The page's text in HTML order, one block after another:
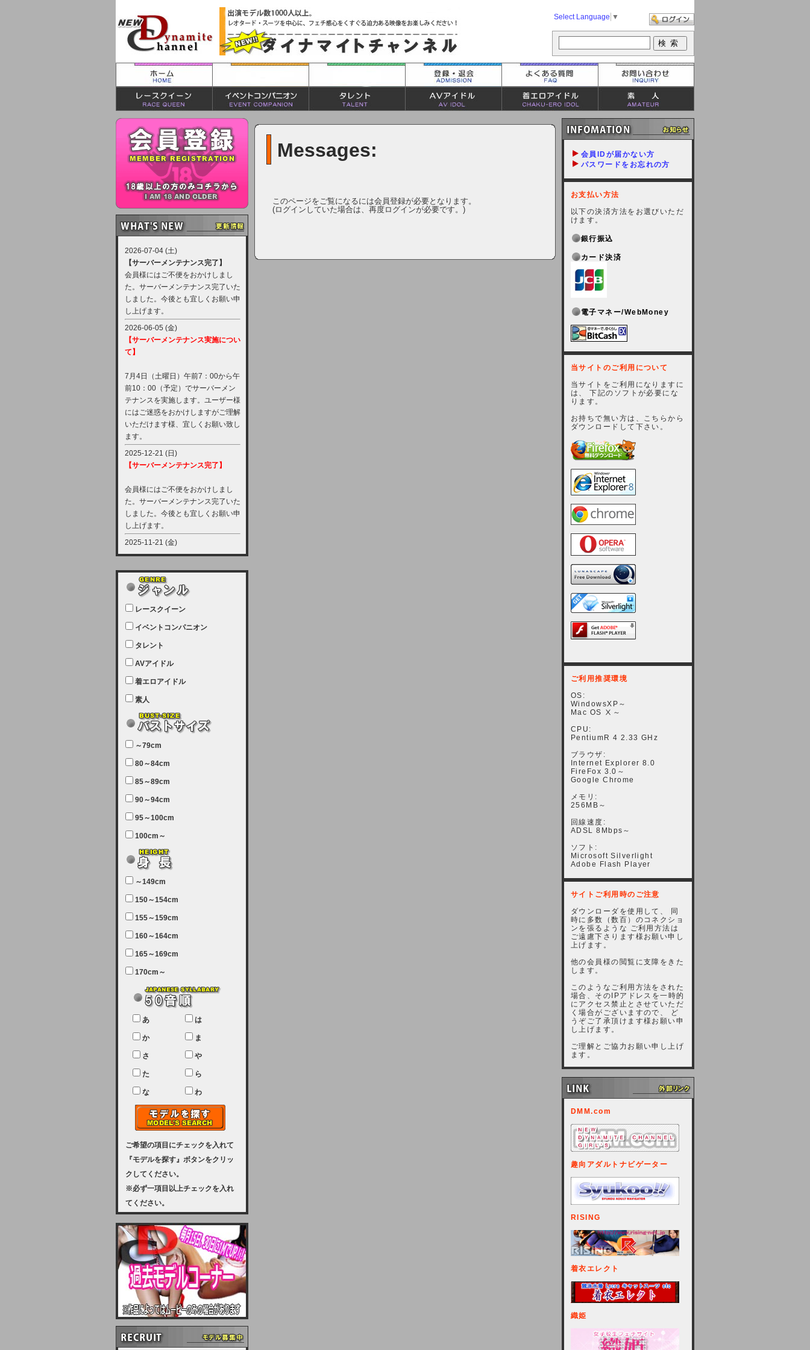
Select Language ▼
2026-07-04 (土)
【サーバーメンテナンス完了】
会員様にはご不便をおかけしまし
た。サーバーメンテナンス完了いた
しました。今後とも宜しくお願い申
し上げます。
2026-06-05 (金)
【サーバーメンテナンス実施につい
て】
7月4日（土曜日）午前7：00から午
前10：00（予定）でサーバーメン
テナンスを実施します。ユーザー様
にはご迷惑をおかけしますがご理解
いただけます様、宜しくお願い致し
ます。
2025-12-21 (日)
【サーバーメンテナンス完了】
会員様にはご不便をおかけしまし
た。サーバーメンテナンス完了いた
しました。今後とも宜しくお願い申
し上げます。
2025-11-21 (金)
【サーバーメンテナンス実施につい
12月21日（日曜日）午前9：00か
ら午前11：00（予定）でサーバー
メンテナンスを実施します。ユーザ
ー様にはご迷惑をおかけしますがご
理解いただけます様、宜しくお願い
致します。
2025-07-05 (土)
【サーバーメンテナンス完了のお知
本日、サーバーメンテナンスのため
ユーザー様には大変ご迷惑をおかけ
しました。無事、メンテナンスが完
致します。
2025-06-11 (水)
【サーバーメンテナンス実施につい
7月5日（土曜日）午前7：00から午
テナンスを実施します。ユーザー様
にはご迷惑をおかけしますがご理解
いただけます様、宜しくお願い致し
【クレジットカード決済について
②】
現在、クレジットカード決済はJCB
のみになっております。大変ご迷惑
キャシュでの決済は可能ですので、
宜しくお願い致します。
2024-02-23 (金)
【クレジットカード決済について】
只今、クレジットカード会社の都合
により決済ができない状況です。
ユーザー様には、大変ご迷惑をおか
けいたしまして申し訳ございませ
ん。
2023-08-31 (木)
【サーバーメンテナンス実施のお知
らせ】
2023年 9月10日（日曜日）午前8：
サーバーメンテナンスを実施いたし
ます。その為、アクセスはできませ
ますが、ご理解の程を宜しくお願い
致します。
2022-09-01 (木)
【サーバーメンテナンスのお知ら
せ】
9月10日（土曜日）AM6：00から
AM8：00（予定）サーバーメンテ
ナンスを致します。ご迷惑をおかけ
レースクイーン
イベントコンパニオン
タレント
AVアイドル
着エロアイドル
素人
～79cm
80～84cm
85～89cm
90～94cm
95～100cm
100cm～
～149cm
150～154cm
155～159cm
160～164cm
165～169cm
170cm～
あ は
か ま
さ や
た ら
な わ
ご希望の項目にチェックを入れて
『モデルを探す』ボタンをクリッ
クしてください。
※必ず一項目以上チェックを入れ
てください。
Messages:
このページをご覧になるには会員登録が必要となります。
(ログインしていた場合は、再度ログインが必要です。)
会員IDが届かない方
パスワードをお忘れの方
お支払い方法
以下の決済方法をお選びいただ
けます。
銀行振込
カード決済
電子マネー/WebMoney
当サイトのご利用について
当サイトをご利用になりますに
は、 下記のソフトが必要にな
ります。
お持ちで無い方は、こちらから
ダウンロードして下さい。
ご利用推奨環境
OS:
WindowsXP～
Mac OS Ⅹ～
CPU:
PentiumR 4 2.33 GHz
ブラウザ:
Internet Explorer 8.0
FireFox 3.0～
Google Chrome
メモリ:
256MB～
回線速度:
ADSL 8Mbps～
ソフト:
Microsoft Silverlight
Adobe Flash Player
サイトご利用時のご注意
ダウンローダを使用して、 同
時に多数（数百）のコネクショ
ンを張るような ご利用方法は
ご遠慮下さります様お願い申し
上げます。
他の会員様の閲覧に支障をきた
します。
このようなご利用方法をされた
場合、そのIPアドレスを一時的
にアクセス禁止とさせていただ
く場合がございますので、 ど
うぞご了承頂けます様お願い申
し上げます。
ご理解とご協力お願い申し上げ
ます。
DMM.com
趣向アダルトナビゲーター
RISING
着衣エレクト
織姫